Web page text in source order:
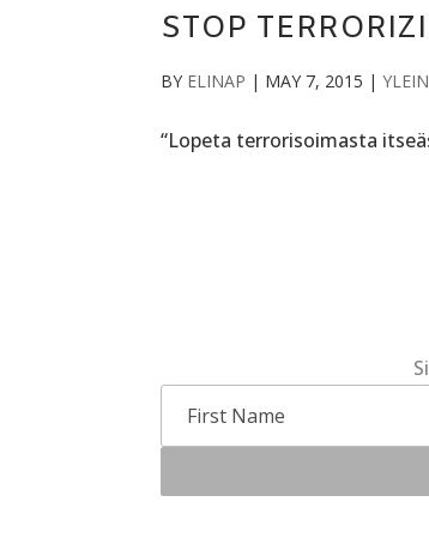
STOP
BY ELINAP | MAY 7, 2015 |
“Lopeta terrorisoimasta